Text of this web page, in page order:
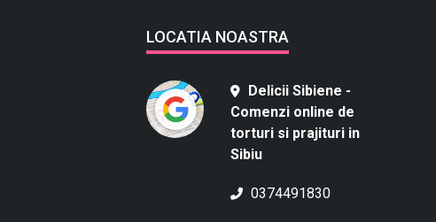
LOCATIA NOASTRA
Delicii Sibiene -
Comenzi online de
torturi si prajituri in
Sibiu
0374491830